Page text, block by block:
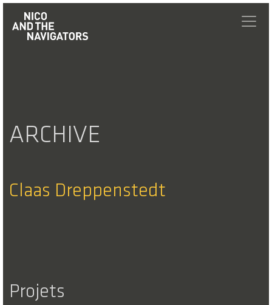
ARCHIVE
Claas Dreppenstedt
Projets